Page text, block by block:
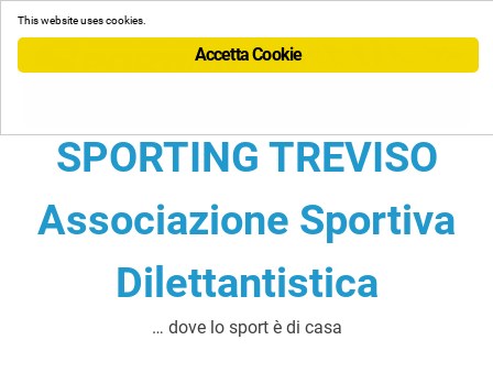
Skip
content
SPORTING TREVISO
Associazione Sportiva
Dilettantistica
… dove lo sport è di casa
This website uses cookies.
Accetta Cookie